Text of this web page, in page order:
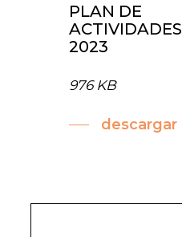
PLAN DE
ACTIVIDADES
2023
976 KB
descargar